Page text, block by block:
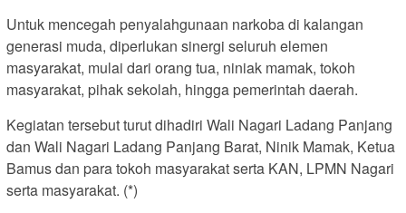
Untuk mencegah penyalahgunaan narkoba di kalangan
generasi muda, diperlukan sinergi seluruh elemen
masyarakat, mulai dari orang tua, niniak mamak, tokoh
masyarakat, pihak sekolah, hingga pemerintah daerah.
Kegiatan tersebut turut dihadiri Wali Nagari Ladang Panjang
dan Wali Nagari Ladang Panjang Barat, Ninik Mamak, Ketua
Bamus dan para tokoh masyarakat serta KAN, LPMN Nagari
serta masyarakat. (*)